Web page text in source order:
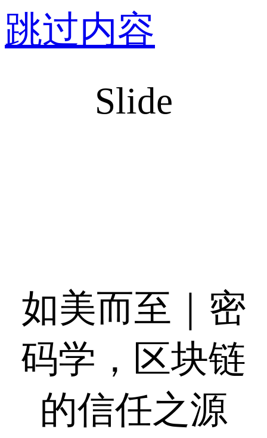
跳过内容
Slide
如美而至｜密
码学，区块链
的信任之源